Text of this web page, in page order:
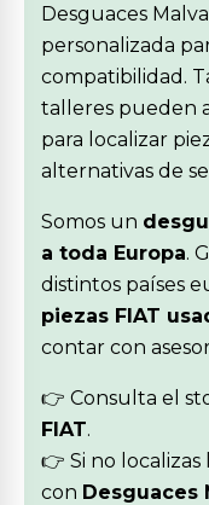
Desguaces
personalizada
compatibilidad.
talleres pueden
para localizar
alternativas de
Somos un
a toda Europa.
distintos países
piezas FIAT
contar con
👉 Consulta el
FIAT.
👉 Si no
con Desguaces